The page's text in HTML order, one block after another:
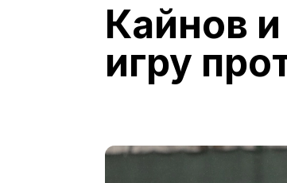
Кайнов
игру